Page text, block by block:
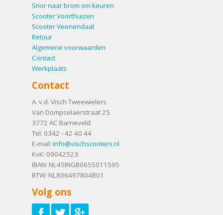
Snor naar brom om keuren
Scooter Voorthuizen
Scooter Veenendaal
Retour
Algemene voorwaarden
Contact
Werkplaats
Contact
A. v.d. Visch Tweewielers
Van Dompselaerstraat 25
3772 AC Barneveld
Tel: 0342 - 42 40 44
E-mail: info@vischscooters.nl
KvK: 09042523
IBAN: NL45INGB0655011595
BTW: NL806497804B01
Volg ons